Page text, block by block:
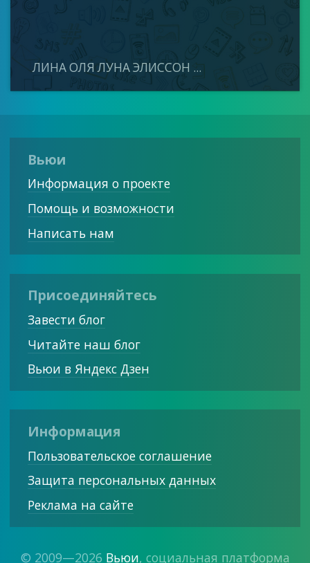
ЛИНА ОЛЯ ЛУНА ЭЛИССОН ...
Вьюи
Информация о проекте
Помощь и возможности
Написать нам
Присоединяйтесь
Завести блог
Читайте наш блог
Вьюи в Яндекс Дзен
Информация
Пользовательское соглашение
Защита персональных данных
Реклама на сайте
© 2009—2026 Вьюи, социальная платформа